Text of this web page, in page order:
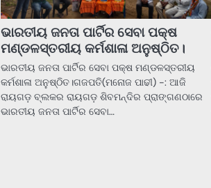
ଭାରତୀୟ ଜନତା ପାର୍ଟିର ସେବା ପକ୍ଷ
ମଣ୍ଡଳସ୍ତରୀୟ କର୍ମଶାଳା ଅନୁଷ୍ଠିତ।
ଭାରତୀୟ ଜନତା ପାର୍ଟିର ସେବା ପକ୍ଷ ମଣ୍ଡଳସ୍ତରୀୟ
କର୍ମଶାଳା ଅନୁଷ୍ଠିତ।ଗଜପତି(ମନୋଜ ପାଢୀ) -: ଆଜି
ରାୟଗଡ଼ ବ୍ଲକର ରାୟଗଡ଼ ଶିବମନ୍ଦିର ପ୍ରାଙ୍ଗଣଠାରେ
ଭାରତୀୟ ଜନତା ପାର୍ଟିର ସେବା…